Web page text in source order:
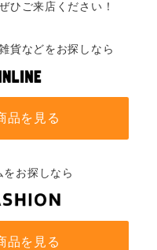
ひご来店ください！
貨などをお探しなら
品を見る
お探しなら
品を見る